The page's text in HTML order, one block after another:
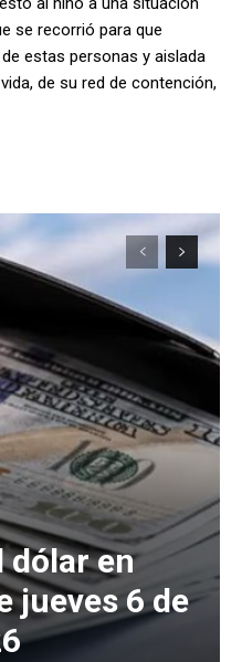
se recorrió para que
estas personas y aislada
de su red de contención,
dólar en
jueves 6 de